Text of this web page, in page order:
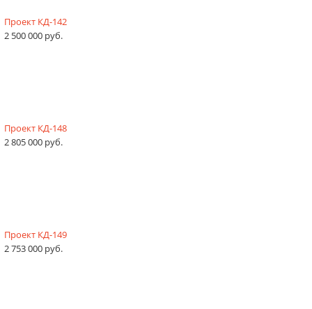
Проект КД-142
2 500 000 руб.
Проект КД-148
2 805 000 руб.
Проект КД-149
2 753 000 руб.